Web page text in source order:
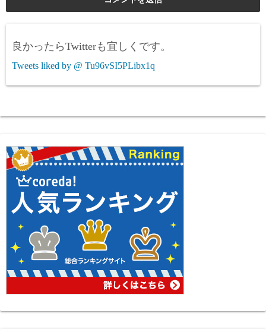
良かったらTwitterも宜しくです。
Tweets liked by @ Tu96vSI5PLibx1q